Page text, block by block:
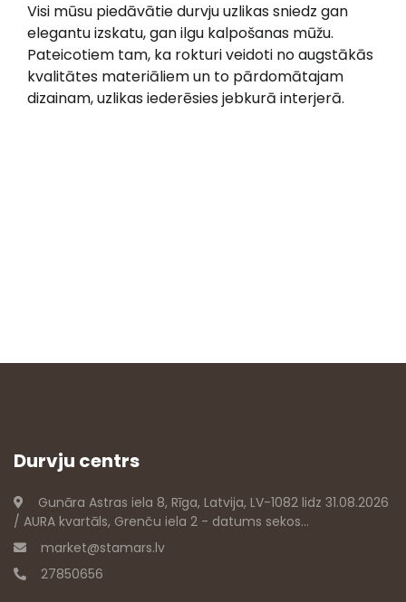
Visi mūsu piedāvātie durvju uzlikas sniedz gan
elegantu izskatu, gan ilgu kalpošanas mūžu.
Pateicotiem tam, ka rokturi veidoti no augstākās
kvalitātes materiāliem un to pārdomātajam
dizainam, uzlikas iederēsies jebkurā interjerā.
Durvju centrs
Gunāra Astras iela 8, Rīga, Latvija, LV-1082 lidz 31.08.2026
/ AURA kvartāls, Grenču iela 2 - datums sekos...
market@stamars.lv
27850656